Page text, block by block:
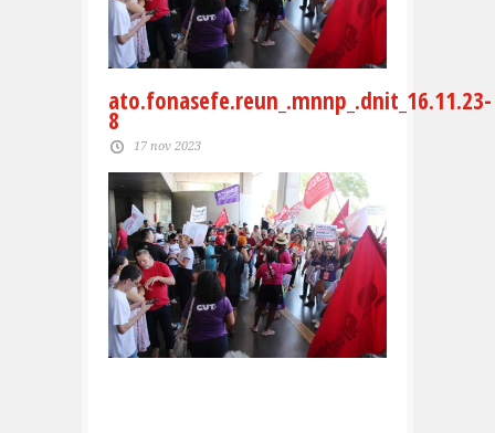
ato.fonasefe.reun_.mnnp_.dnit_16.11.23-
8
17 nov 2023